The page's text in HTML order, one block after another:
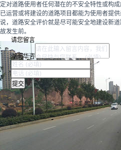
定对道路使用者任何潜在的不安全特性或构
已运营或将建设的道路项目都能为使用者提
说，道路安全评价就是尽可能安全地建设新
故发生前。
请您留言
湖南华咨